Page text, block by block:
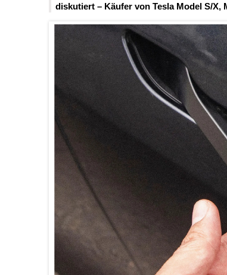
diskutiert – Käufer von Tesla Model S/